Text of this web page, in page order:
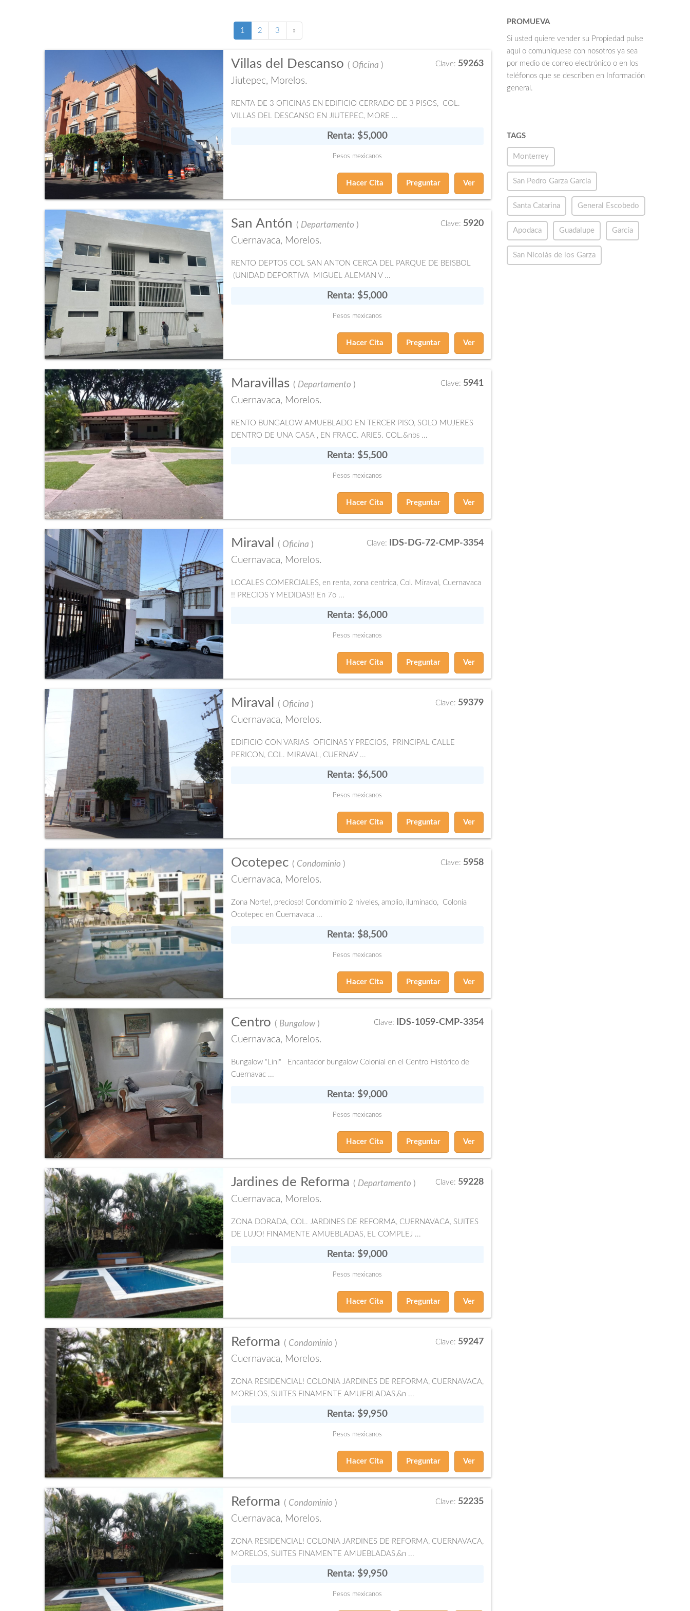
1 (current)
2 3 »
página
Villas del Descanso ( Oficina )
Jiutepec, Morelos.
Clave: 59263
Oficina en Villas del Descanso, Jiutepec.
RENTA DE 3 OFICINAS EN EDIFICIO CERRADO DE 3 PISOS, COL.
VILLAS DEL DESCANSO EN JIUTEPEC, MORE ...
Renta: $5,000
Pesos mexicanos
Hacer Cita Preguntar Ver
San Antón ( Departamento )
Cuernavaca, Morelos.
Clave: 5920
Departamento en San Antón, Cuernavaca.
RENTO DEPTOS COL SAN ANTON CERCA DEL PARQUE DE BEISBOL
(UNIDAD DEPORTIVA MIGUEL ALEMAN V ...
Renta: $5,000
Pesos mexicanos
Hacer Cita Preguntar Ver
Maravillas ( Departamento )
Cuernavaca, Morelos.
Clave: 5941
Departamento en Maravillas, Cuernavaca.
RENTO BUNGALOW AMUEBLADO EN TERCER PISO, SOLO MUJERES
DENTRO DE UNA CASA , EN FRACC. ARIES. COL.&nbs ...
Renta: $5,500
Pesos mexicanos
Hacer Cita Preguntar Ver
Miraval ( Oficina )
Cuernavaca, Morelos.
Clave: IDS-DG-72-CMP-3354
Oficina en Miraval, Cuernavaca.
LOCALES COMERCIALES, en renta, zona centrica, Col. Miraval, Cuernavaca
!! PRECIOS Y MEDIDAS!! En 7o ...
Renta: $6,000
Pesos mexicanos
Hacer Cita Preguntar Ver
Miraval ( Oficina )
Cuernavaca, Morelos.
Clave: 59379
Oficina en Miraval, Cuernavaca.
EDIFICIO CON VARIAS OFICINAS Y PRECIOS, PRINCIPAL CALLE
PERICON, COL. MIRAVAL, CUERNAV ...
Renta: $6,500
Pesos mexicanos
Hacer Cita Preguntar Ver
Ocotepec ( Condominio )
Cuernavaca, Morelos.
Clave: 5958
Condominio en Ocotepec, Cuernavaca.
Zona Norte!, precioso! Condomimio 2 niveles, amplio, iluminado, Colonia
Ocotepec en Cuernavaca ...
Renta: $8,500
Pesos mexicanos
Hacer Cita Preguntar Ver
Centro ( Bungalow)
Cuernavaca, Morelos.
Clave: IDS-1059-CMP-3354
Bungalow "Lini" Encantador bungalow Colonial en el Centro Histórico de
Cuernavac ...
Renta: $9,000
Pesos mexicanos
Hacer Cita Preguntar Ver
Jardines de Reforma ( Departamento )
Cuernavaca, Morelos.
Clave: 59228
Departamento en Jardines de Reforma, Cuernavaca.
ZONA DORADA, COL. JARDINES DE REFORMA, CUERNAVACA, SUITES
DE LUJO! FINAMENTE AMUEBLADAS, EL COMPLEJ ...
Renta: $9,000
Pesos mexicanos
Hacer Cita Preguntar Ver
Reforma ( Condominio )
Cuernavaca, Morelos.
Clave: 59247
Condominio en Reforma, Cuernavaca.
ZONA RESIDENCIAL! COLONIA JARDINES DE REFORMA, CUERNAVACA,
MORELOS, SUITES FINAMENTE AMUEBLADAS,&n ...
Renta: $9,950
Pesos mexicanos
Hacer Cita Preguntar Ver
Reforma ( Condominio )
Cuernavaca, Morelos.
Clave: 52235
ZONA RESIDENCIAL! COLONIA JARDINES DE REFORMA, CUERNAVACA,
MORELOS, SUITES FINAMENTE AMUEBLADAS,&n ...
Renta: $9,950
Pesos mexicanos
PROMUEVA
Si usted quiere vender su Propiedad pulse
aquí o comuníquese con nosotros ya sea
por medio de correo electrónico o en los
teléfonos que se describen en Información
general.
TAGS
Monterrey
San Pedro Garza García
Santa Catarina General Escobedo
Apodaca Guadalupe García
San Nicolás de los Garza